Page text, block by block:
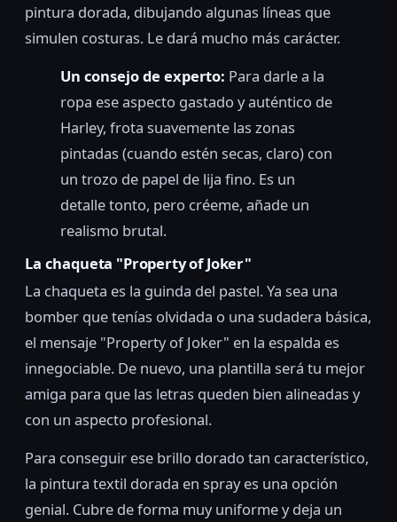
pintura dorada, dibujando algunas líneas que
simulen costuras. Le dará mucho más carácter.
Un consejo de experto: Para darle a la
ropa ese aspecto gastado y auténtico de
Harley, frota suavemente las zonas
pintadas (cuando estén secas, claro) con
un trozo de papel de lija fino. Es un
detalle tonto, pero créeme, añade un
realismo brutal.
La chaqueta "Property of Joker"
La chaqueta es la guinda del pastel. Ya sea una
bomber que tenías olvidada o una sudadera básica,
el mensaje "Property of Joker" en la espalda es
innegociable. De nuevo, una plantilla será tu mejor
amiga para que las letras queden bien alineadas y
con un aspecto profesional.
Para conseguir ese brillo dorado tan característico,
la pintura textil dorada en spray es una opción
genial. Cubre de forma muy uniforme y deja un